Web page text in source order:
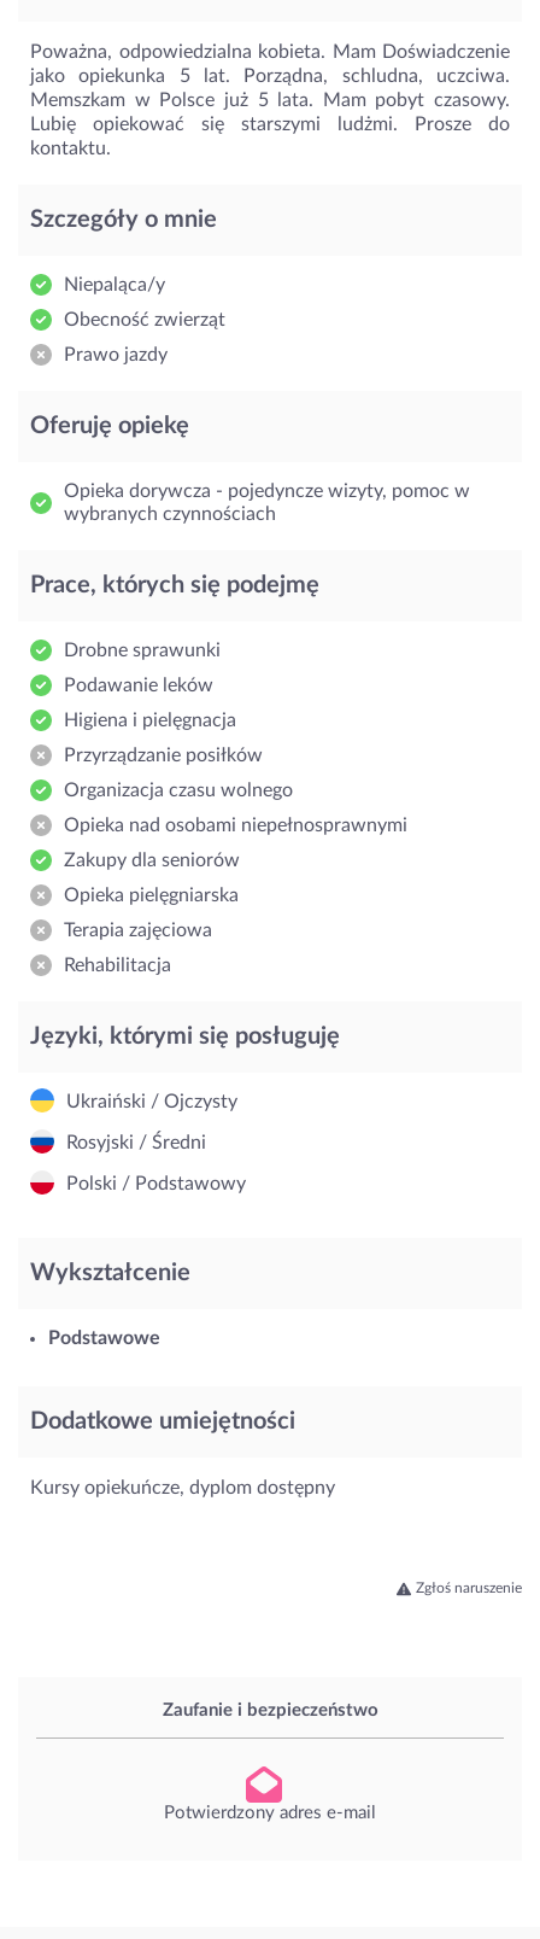
Zaufanie i bezpieczeństwo
Potwierdzony adres e-mail
Poważna, odpowiedzialna kobieta. Mam Doświadczenie
jako opiekunka 5 lat. Porządna, schludna, uczciwa.
Memszkam w Polsce już 5 lata. Mam pobyt czasowy.
Lubię opiekować się starszymi ludżmi. Prosze do
kontaktu.
Szczegóły o mnie
Niepaląca/y
Obecność zwierząt
Prawo jazdy
Oferuję opiekę
Opieka dorywcza - pojedyncze wizyty, pomoc w
wybranych czynnościach
Prace, których się podejmę
Drobne sprawunki
Podawanie leków
Higiena i pielęgnacja
Przyrządzanie posiłków
Organizacja czasu wolnego
Opieka nad osobami niepełnosprawnymi
Zakupy dla seniorów
Opieka pielęgniarska
Terapia zajęciowa
Rehabilitacja
Języki, którymi się posługuję
Ukraiński / Ojczysty
Rosyjski / Średni
Polski / Podstawowy
Wykształcenie
Podstawowe
Dodatkowe umiejętności
Kursy opiekuńcze, dyplom dostępny
Zgłoś naruszenie